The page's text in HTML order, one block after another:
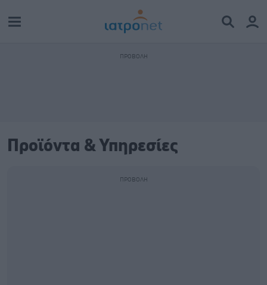
Προϊόντα & Υπηρεσίες